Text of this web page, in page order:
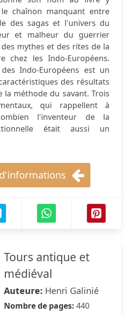
chaînon manquant entre
des sagas et l'univers du
et malheur du guerrier
mythes et des rites de la
chez les Indo-Européens.
Indo-Européens est un
des résultats
la méthode du savant. Trois
qui rappellent à
l'inventeur de la
était aussi un
Tours antique et
médiéval
Auteure: Henri Galinié
Nombre de pages: 440